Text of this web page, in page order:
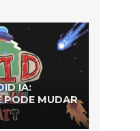
IA:
PODE MUDAR